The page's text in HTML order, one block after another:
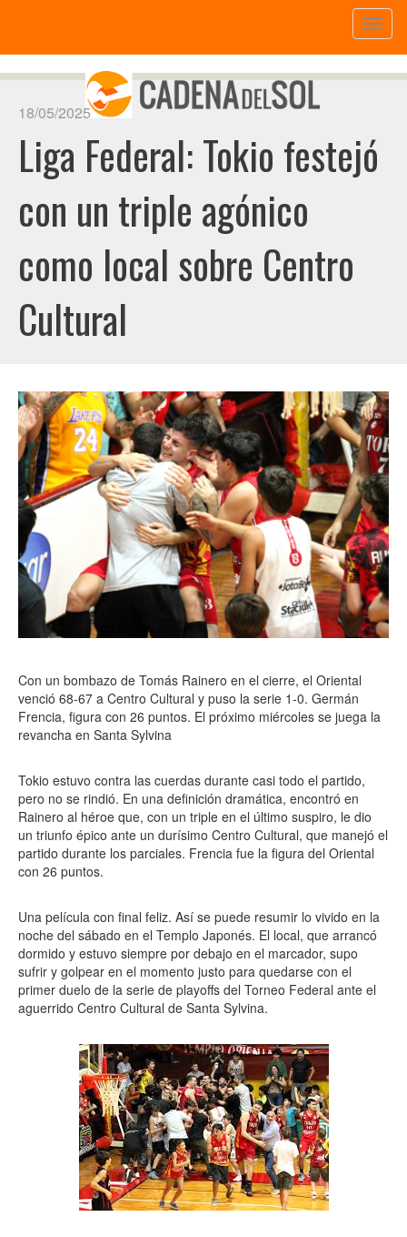
18/05/2025
Liga Federal: Tokio festejó
con un triple agónico
como local sobre Centro
Cultural
Con un bombazo de Tomás Rainero en el cierre, el Oriental
venció 68-67 a Centro Cultural y puso la serie 1-0. Germán
Frencia, figura con 26 puntos. El próximo miércoles se juega la
revancha en Santa Sylvina
Tokio estuvo contra las cuerdas durante casi todo el partido,
pero no se rindió. En una definición dramática, encontró en
Rainero al héroe que, con un triple en el último suspiro, le dio
un triunfo épico ante un durísimo Centro Cultural, que manejó el
partido durante los parciales. Frencia fue la figura del Oriental
con 26 puntos.
Una película con final feliz. Así se puede resumir lo vivido en la
noche del sábado en el Templo Japonés. El local, que arrancó
dormido y estuvo siempre por debajo en el marcador, supo
sufrir y golpear en el momento justo para quedarse con el
primer duelo de la serie de playoffs del Torneo Federal ante el
aguerrido Centro Cultural de Santa Sylvina.